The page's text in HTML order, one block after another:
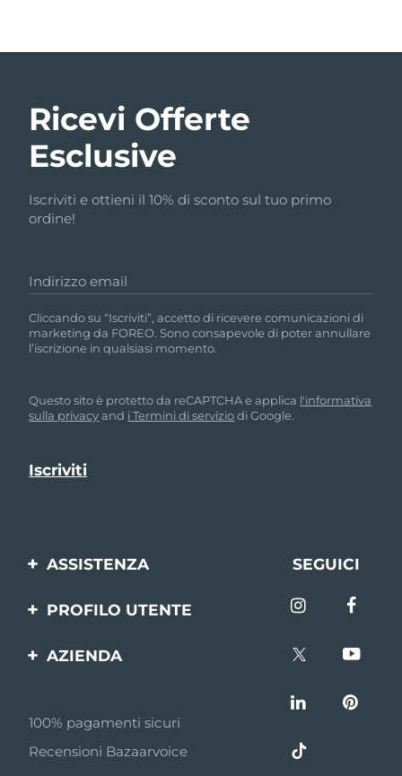
Ricevi Offerte
Esclusive
Iscriviti e ottieni il 10% di sconto sul tuo primo
ordine!
Indirizzo email
Cliccando su “Iscriviti”, accetto di ricevere comunicazioni di
marketing da FOREO. Sono consapevole di poter annullare
l’iscrizione in qualsiasi momento.
Questo sito è protetto da reCAPTCHA e applica l'informativa
sulla privacyand i Termini di serviziodi Google.
ASSISTENZA
Contattaci
batteria
SEGUICI
PROFILO UTENTE
prodotto
AZIENDA
Affiliazione
Notizie di affiliazione
100% pagamenti sicuri
Recensioni Bazaarvoice